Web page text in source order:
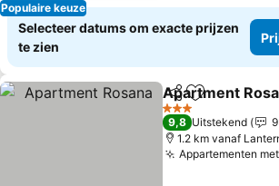
Populaire keuze
Selecteer datums om exacte prijzen
te zien
DelenToevoegen
Apartment
3 Sterren
9,8 Uitstekend
1.2 km vanaf
Appartementen